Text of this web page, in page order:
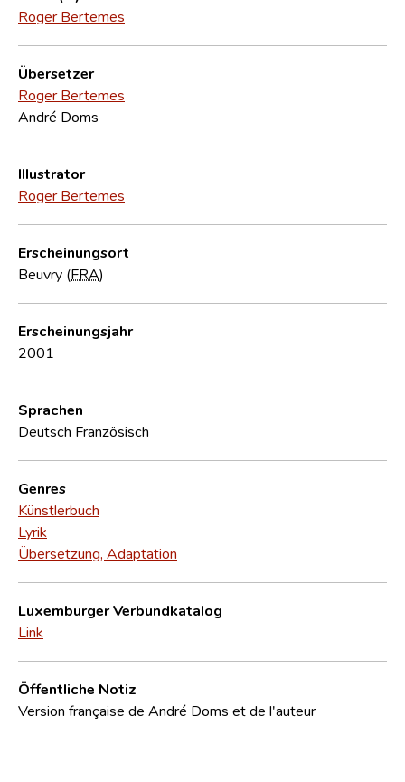
Roger Bertemes
Übersetzer
Roger Bertemes
André Doms
Illustrator
Roger Bertemes
Erscheinungsort
Beuvry (FRA)
Erscheinungsjahr
2001
Sprachen
Deutsch Französisch
Genres
Künstlerbuch
Lyrik
Übersetzung, Adaptation
Luxemburger Verbundkatalog
Link
Öffentliche Notiz
Version française de André Doms et de l'auteur